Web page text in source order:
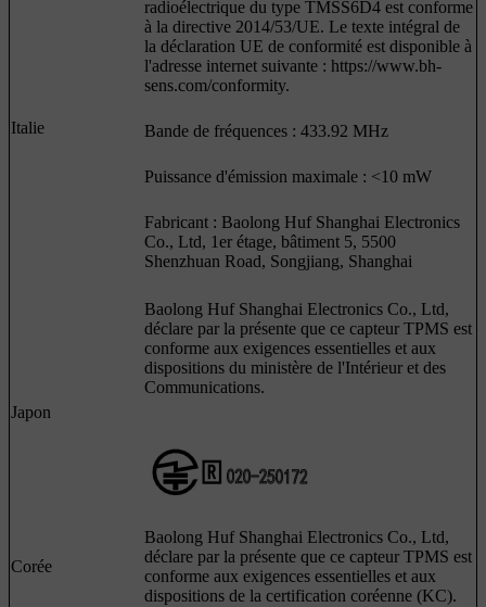
Italie
radioélectrique du type TMSS6D4 est conforme
à la directive 2014/53/UE. Le texte intégral de
la déclaration UE de conformité est disponible à
l'adresse internet suivante : https://www.bh-
sens.com/conformity.
Bande de fréquences : 433.92 MHz
Puissance d'émission maximale : <10 mW
Fabricant : Baolong Huf Shanghai Electronics
Co., Ltd, 1er étage, bâtiment 5, 5500
Shenzhuan Road, Songjiang, Shanghai
Japon
Baolong Huf Shanghai Electronics Co., Ltd,
déclare par la présente que ce capteur TPMS est
conforme aux exigences essentielles et aux
dispositions du ministère de l'Intérieur et des
Communications.
Corée
Baolong Huf Shanghai Electronics Co., Ltd,
déclare par la présente que ce capteur TPMS est
conforme aux exigences essentielles et aux
dispositions de la certification coréenne (KC).